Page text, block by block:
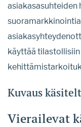
käyttää
Kuvaus
Vierailevat